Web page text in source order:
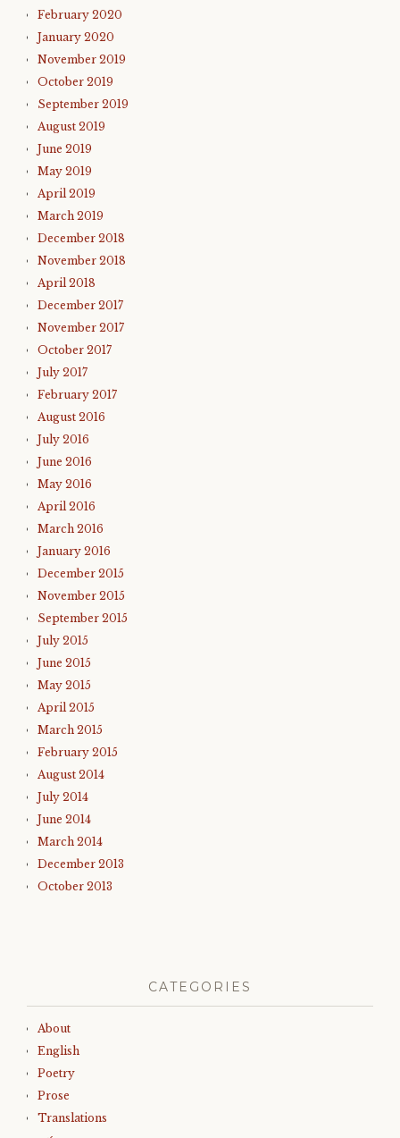
February 2020
January 2020
November 2019
October 2019
September 2019
August 2019
June 2019
May 2019
April 2019
March 2019
December 2018
November 2018
April 2018
December 2017
November 2017
October 2017
July 2017
February 2017
August 2016
July 2016
June 2016
May 2016
April 2016
March 2016
January 2016
December 2015
November 2015
September 2015
July 2015
June 2015
May 2015
April 2015
March 2015
February 2015
August 2014
July 2014
June 2014
March 2014
December 2013
October 2013
CATEGORIES
About
English
Poetry
Prose
Translations